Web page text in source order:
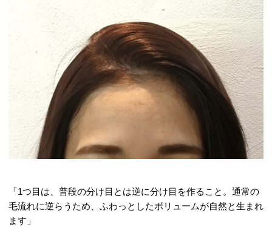
「1つ目は、普段の分け目とは逆に分け目を作ること。通常の
毛流れに逆らうため、ふわっとしたボリュームが自然と生まれ
ます」